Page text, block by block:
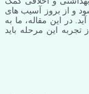
و از بروز آسیب های
در این مقاله، ما به
این مرحله باید